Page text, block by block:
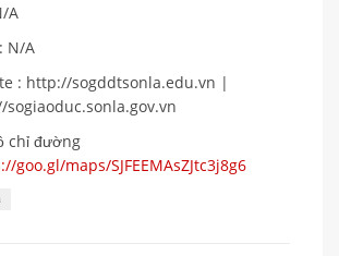
A
N/A
: http://sogddtsonla.edu.vn |
sogiaoduc.sonla.gov.vn
chỉ đường
goo.gl/maps/SJFEEMAsZJtc3j8g6